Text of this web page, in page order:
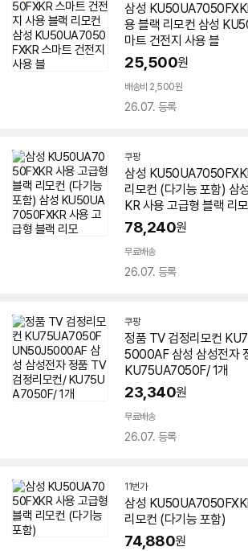
삼성
용 블랙 리모컨 삼성
마트 건전지 사용 블
25,500원
배송비 2,500원
26.07. 등록
쿠팡
삼성
리모컨 (다기능 포함)
KR 사용 고급형 블랙 리모
78,240원
무료배송
26.07. 등록
쿠팡
정품 TV 검정리모컨
5000AF 삼성 삼성전자
KU75UA7050F/ 1개
23,340원
무료배송
26.07. 등록
11번가
삼성
리모컨 (다기능 포함)
74,880원